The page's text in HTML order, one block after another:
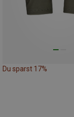
Du sparst 17%